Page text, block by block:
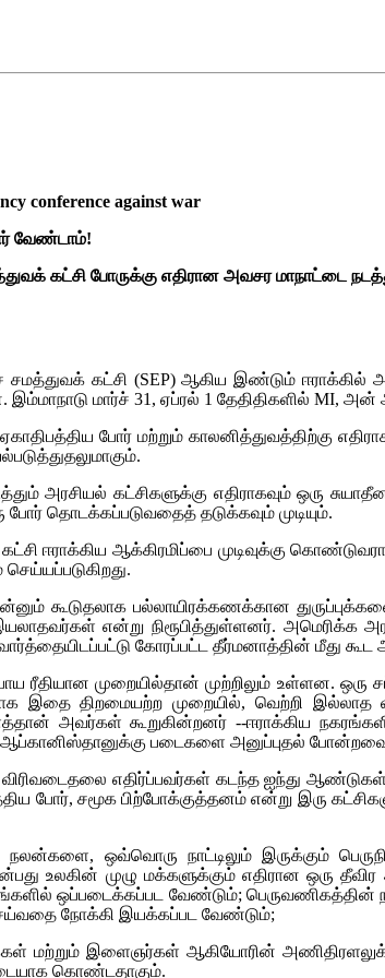
conference against war
வேண்டாம்!
கட்சி போருக்கு எதிரான அவசர மாநாட்டை
சமத்துவக் கட்சி (SEP) ஆகிய இண்டும் ஈராக்கில்
மார்ச் 31, ஏப்ரல் 1 தேதிதிகளில் MI, அன்
போர் மற்றும்
அரசியல் கட்சிகளுக்கு எதிராகவும் ஒரு
தொடக்கப்படுவதைத் தடுக்கவும் முடியும்.
ஈராக்கிய ஆக்கிரமிப்பை முடிவுக்கு
கூடுதலாக பல்லாயிரக்கணக்கான
என்று நிரூபித்துள்ளனர். அமெரிக்க
கோரப்பட்ட தீர்மனாத்தின் மீது
ரீதியான முறையில்தான் முற்றிலும் உள்ளன.
இதை திறமையற்ற முறையில், வெற்றி இல்லாத
அவர்கள் கூறுகின்றனர் --ஈராக்கிய
படைகளை அனுப்புதல்
எதிர்ப்பவர்கள் கடந்த ஐந்து
போர், சமூக பிற்போக்குத்தனம் என்று இரு
ஒவ்வொரு நாட்டிலும் இருக்கும்
உலகின் முழு மக்களுக்கும் எதிரான ஒரு தீவிர
ஒப்படைக்கப்பட வேண்டும்; பெருவணிகத்தின்
நோக்கி இயக்கப்பட வேண்டும்;
மற்றும் இளைஞர்கள் ஆகியோரின்
கொண்டதாகும்.